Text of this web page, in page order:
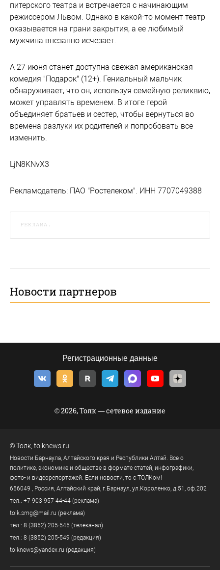
питерского театра и встречается с начинающим
режиссером Львом. Однако в какой-то момент театр
оказывается на грани закрытия, а ее любимый
мужчина внезапно исчезает.
А 27 июня станет доступна свежая американская
комедия "Подарок" (12+). Гениальный мальчик
обнаруживает, что он, используя семейную реликвию,
может управлять временем. В итоге герой
объединяет братьев и сестер, чтобы вернуться во
времена разлуки их родителей и попробовать всё
изменить.
LjN8KNvX3
Рекламодатель: ПАО "Ростелеком". ИНН 7707049388
РЕКЛАМА.
Новости партнеров
Регистрационные данные
© 2026, Толк — сетевое издание
©Толк tolknews.ru
Новости Барнаула, Алтайского края и Республики Алтай. Все о
политике, экономике и обществе в формате статей, инфографики,
фото- и видеорепортажей. Если новости, то с ТОЛКом!
656049 , Россия, Алтайский край, г.Барнаул, ул.Короленко, д.51, оф.202
тел.: +7 903 957 44-44 (реклама)
tolk.smg@mail.ru (реклама)
тел.: 8 (3852) 205-545 (телеканал)
тел.: 8 (3852) 205-549 (редакция)
tolknews@yandex.ru (редакция)